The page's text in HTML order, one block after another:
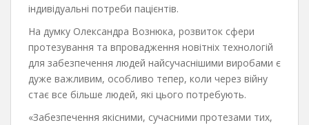
індивідуальні потреби пацієнтів.
На думку Олександра Вознюка, розвиток сфери
протезування та впровадження новітніх технологій
для забезпечення людей найсучаснішими виробами є
дуже важливим, особливо тепер, коли через війну
стає все більше людей, які цього потребують.
«Забезпечення якісними, сучасними протезами тих,